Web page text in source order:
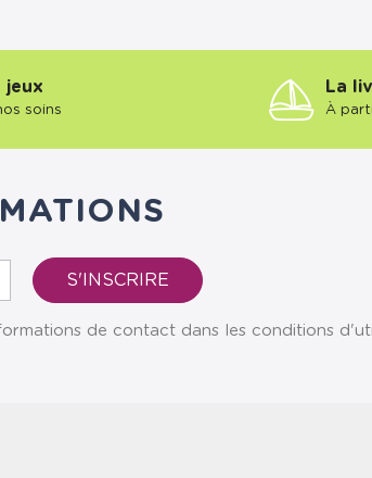
jeux
soins
La
À
de contact dans les conditions